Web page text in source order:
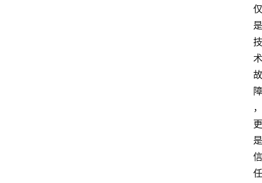
仅
是
技
术
故
障
，
更
是
信
任